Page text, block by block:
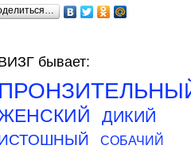
бывает:
ДИКИЙ
СОБАЧИЙ